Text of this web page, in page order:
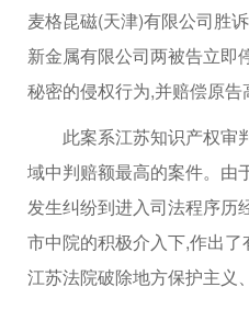
麦格昆磁(天津)有限公司胜
新金属有限公司两被告立即
秘密的侵权行为,并赔偿原告
此案系江苏知识产权审
域中判赔额最高的案件。由
发生纠纷到进入司法程序历
市中院的积极介入下,作出
江苏法院破除地方保护主义